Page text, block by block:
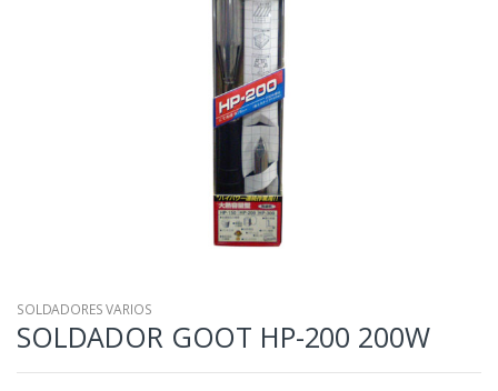
SOLDADORES VARIOS
SOLDADOR GOOT HP-200 200W